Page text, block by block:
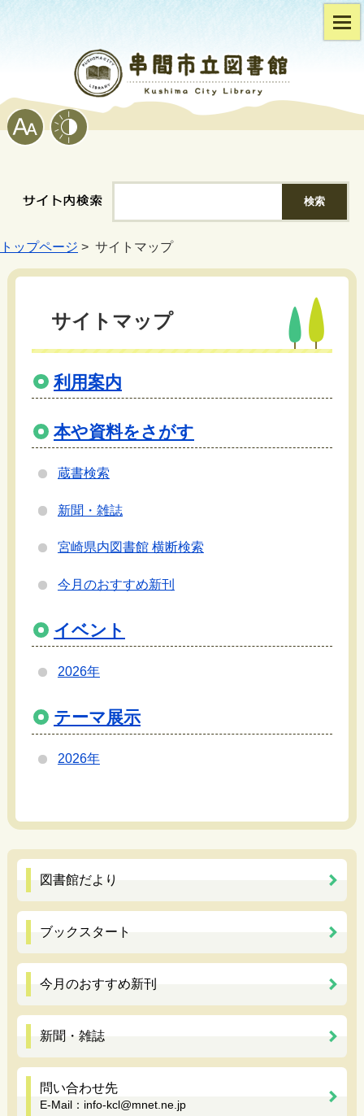
トップページ > サイトマップ
サイトマップ
利用案内
本や資料をさがす
蔵書検索
新聞・雑誌
宮崎県内図書館 横断検索
今月のおすすめ新刊
イベント
2026年
テーマ展示
2026年
図書館だより
ブックスタート
今月のおすすめ新刊
新聞・雑誌
問い合わせ先
E-Mail： info-kcl@mnet.ne.jp